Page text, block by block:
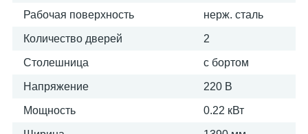
Рабочая поверхность нерж. сталь
Количество дверей 2
Столешница с бортом
Напряжение 220 В
Мощность 0.22 кВт